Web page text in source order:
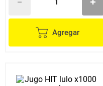
Agregar